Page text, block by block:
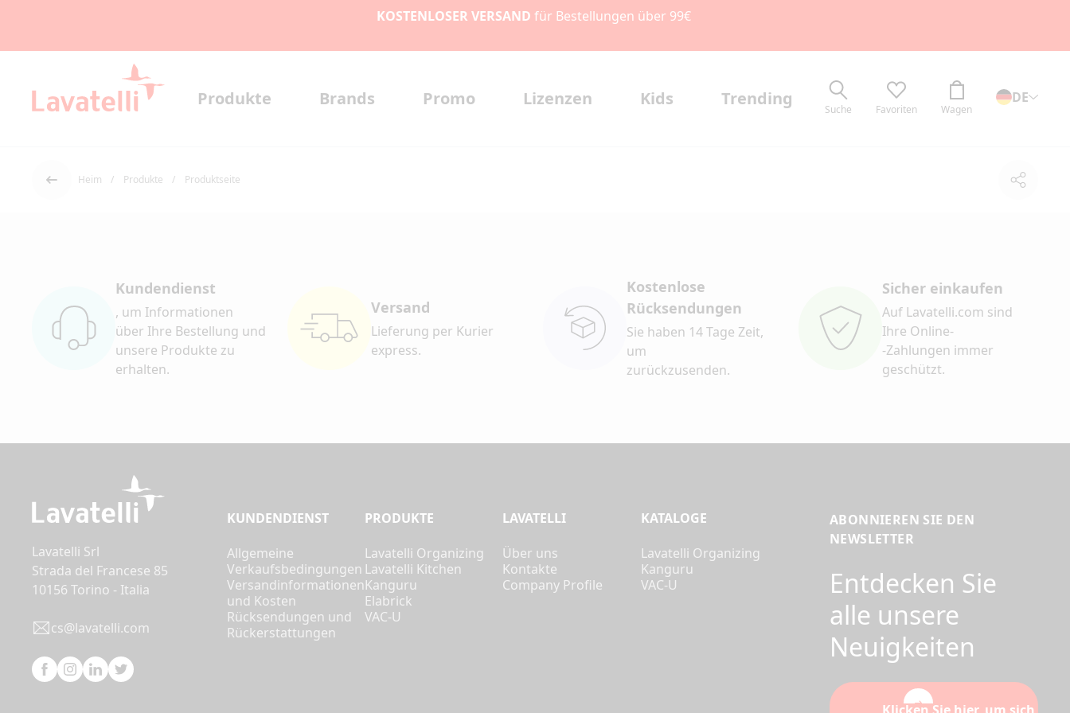
KOSTENLOSER VERSAND für Bestellungen über 99€
Produkte Brands Promo Lizenzen Kids Trending
Suche Favoriten Wagen
DE
Der Rücken
Heim Produkte Produktseite Teilen
Kundendienst
, um Informationen
über Ihre Bestellung und
unsere Produkte zu
erhalten.
Versand
Lieferung per Kurier
express.
Kostenlose
Rücksendungen
Sie haben 14 Tage Zeit,
um
zurückzusenden.
Sicher einkaufen
Auf Lavatelli.com sind
Ihre Online-
-Zahlungen immer
geschützt.
ABONNIEREN SIE DEN
NEWSLETTER
Entdecken Sie
alle unsere
Neuigkeiten
Klicken Sie hier, um sich
KUNDENDIENST
Allgemeine
Verkaufsbedingungen
Versandinformationen
und Kosten
Rücksendungen und
Rückerstattungen
PRODUKTE
Lavatelli Organizing
Lavatelli Kitchen
Kanguru
Elabrick
VAC-U
LAVATELLI
Über uns
Kontakte
Company Profile
KATALOGE
Lavatelli Organizing
Kanguru
VAC-U
Lavatelli Srl
Strada del Francese 85
10156 Torino - Italia
cs@lavatelli.com
Facebook
Instagram
LinkedinTwitter